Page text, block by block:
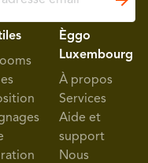
Èggo
Luxembourg
À propos
Services
Aide et
support
Nous